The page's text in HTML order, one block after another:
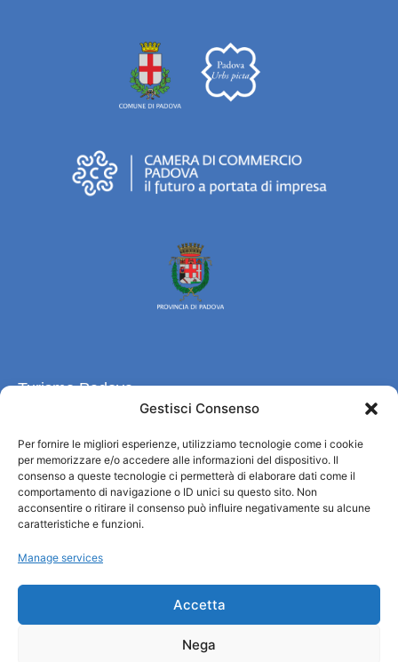
Gestisci Consenso
Per fornire le migliori esperienze, utilizziamo tecnologie come i cookie
per memorizzare e/o accedere alle informazioni del dispositivo. Il
consenso a queste tecnologie ci permetterà di elaborare dati come il
comportamento di navigazione o ID unici su questo sito. Non
acconsentire o ritirare il consenso può influire negativamente su alcune
caratteristiche e funzioni.
Manage services
Accetta
Nega
Turismo Padova
Informationsbüro und touristenempfang / IAT
Datenschutzbestimmungen
Cookie Policy (UE)
Credits
Informationen